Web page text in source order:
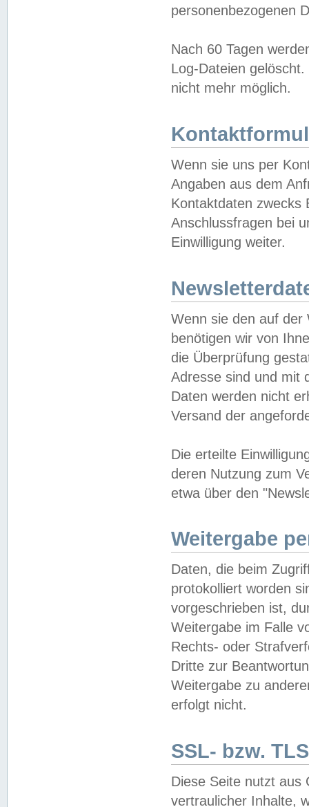
personenbezogenen
Nach 60 Tagen
Log-Dateien
nicht mehr möglich.
Wenn sie uns per
Angaben aus dem
Kontaktdaten zwecks
Anschlussfragen bei
Einwilligung weiter.
Wenn sie den auf der
benötigen wir von
die Überprüfung
Adresse sind und mit
Daten werden nicht
Versand der
Die erteilte
deren Nutzung zum
etwa über den
Weitergabe
Daten, die beim
protokolliert worden
vorgeschrieben ist,
Weitergabe im Falle
Rechts- oder
Dritte zur
Weitergabe zu
erfolgt nicht.
SSL- bzw.
Diese Seite nutzt aus
vertraulicher Inhalte,